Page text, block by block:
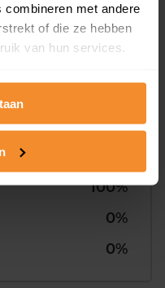
combineren met andere
of die ze hebben
van hun services.
100%
0%
0%